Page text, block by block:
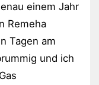
einem Jahr
Remeha
Tagen am
und ich